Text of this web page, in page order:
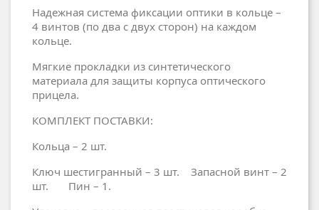
Надежная система фиксации оптики в кольце –
4 винтов (по два с двух сторон) на каждом
кольце.
Мягкие прокладки из синтетического
материала для защиты корпуса оптического
прицела.
КОМПЛЕКТ ПОСТАВКИ:
Кольца – 2 шт.
Ключ шестигранный – 3 шт. Запасной винт – 2
шт. Пин – 1.